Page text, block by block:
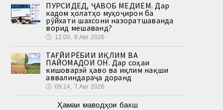
ПУРСИДЕД, ҶАВОБ МЕДИҲЕМ. Дар
кадом ҳолатҳо муҳоҷирон ба
рӯйхати шахсони назоратшаванда
ворид мешаванд?
🕔 12:00, 8.Авг 2026
ТАҒЙИРЁБИИ ИҚЛИМ ВА
ПАЙОМАДҲОИ ОН. Дар соҳаи
кишоварзӣ ҳаво ва иқлим нақши
аввалиндараҷа доранд
🕔 09:14, 7.Авг 2026
Ҳамаи маводҳои бахш